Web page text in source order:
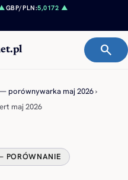
GBP/PLN:5,0172 ▲
search
porównywarka maj 2026›
maj 2026
PORÓWNANIE